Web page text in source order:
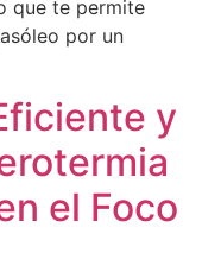
que te permite
por un
y
el Foco